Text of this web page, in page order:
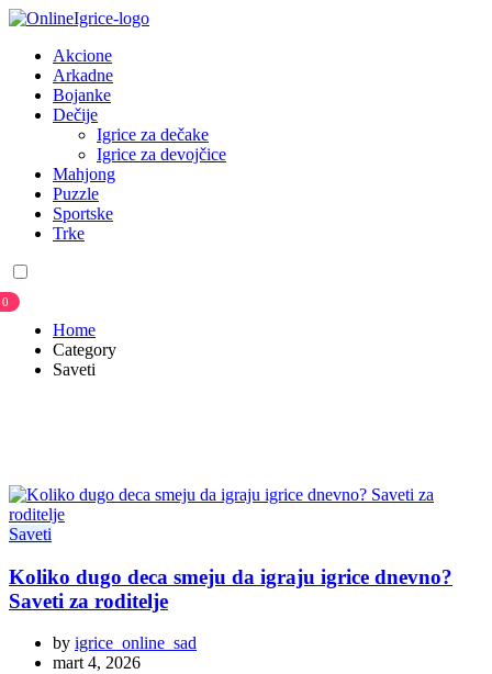
Akcione
Arkadne
Bojanke
Dečije
Igrice za dečake
Igrice za devojčice
Mahjong
Puzzle
Sportske
Trke
0
Home
Category
Saveti
Saveti
Koliko dugo deca smeju da igraju igrice dnevno?
Saveti za roditelje
by igrice_online_sad
mart 4, 2026